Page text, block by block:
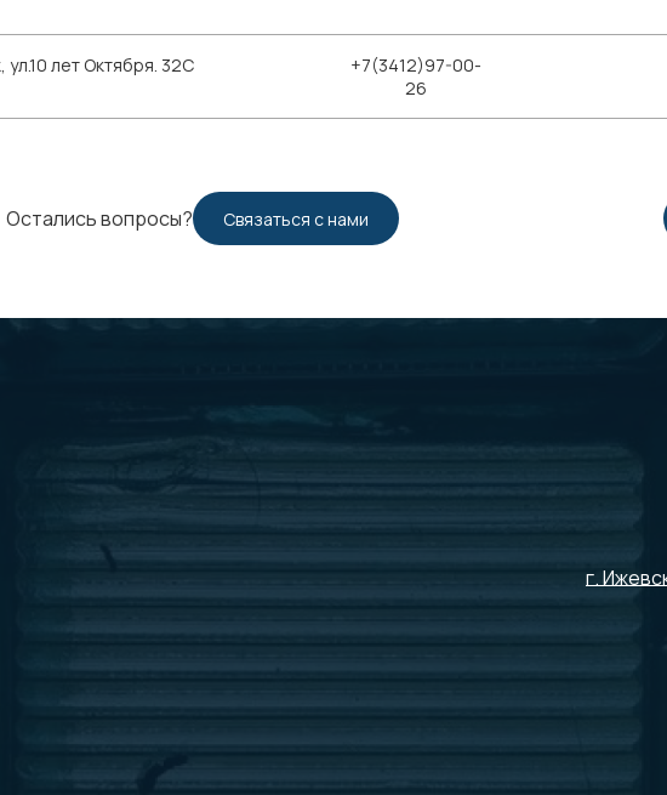
лет Октября. 32С
+7(3412)97-00-
26
Остались вопросы? Связаться с нами
г.